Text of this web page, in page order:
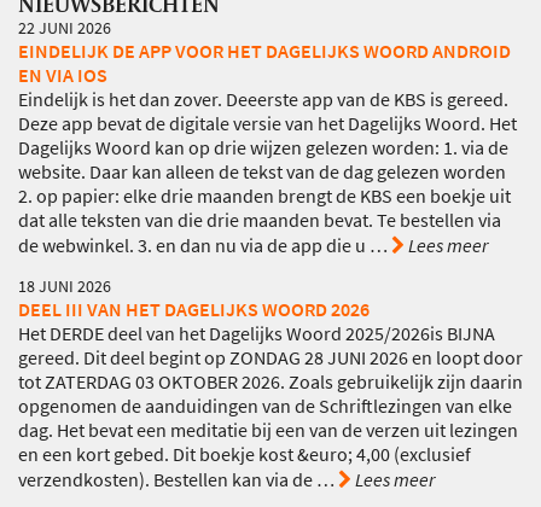
22 JUNI 2026
EINDELIJK DE APP VOOR HET DAGELIJKS WOORD ANDROID
EN VIA IOS
Eindelijk is het dan zover. Deeerste app van de KBS is gereed.
Deze app bevat de digitale versie van het Dagelijks Woord. Het
Dagelijks Woord kan op drie wijzen gelezen worden: 1. via de
website. Daar kan alleen de tekst van de dag gelezen worden
2. op papier: elke drie maanden brengt de KBS een boekje uit
dat alle teksten van die drie maanden bevat. Te bestellen via
de webwinkel. 3. en dan nu via de app die u … Lees meer
18 JUNI 2026
DEEL III VAN HET DAGELIJKS WOORD 2026
Het DERDE deel van het Dagelijks Woord 2025/2026is BIJNA
gereed. Dit deel begint op ZONDAG 28 JUNI 2026 en loopt door
tot ZATERDAG 03 OKTOBER 2026. Zoals gebruikelijk zijn daarin
opgenomen de aanduidingen van de Schriftlezingen van elke
dag. Het bevat een meditatie bij een van de verzen uit lezingen
en een kort gebed. Dit boekje kost &euro; 4,00 (exclusief
verzendkosten). Bestellen kan via de… Lees meer